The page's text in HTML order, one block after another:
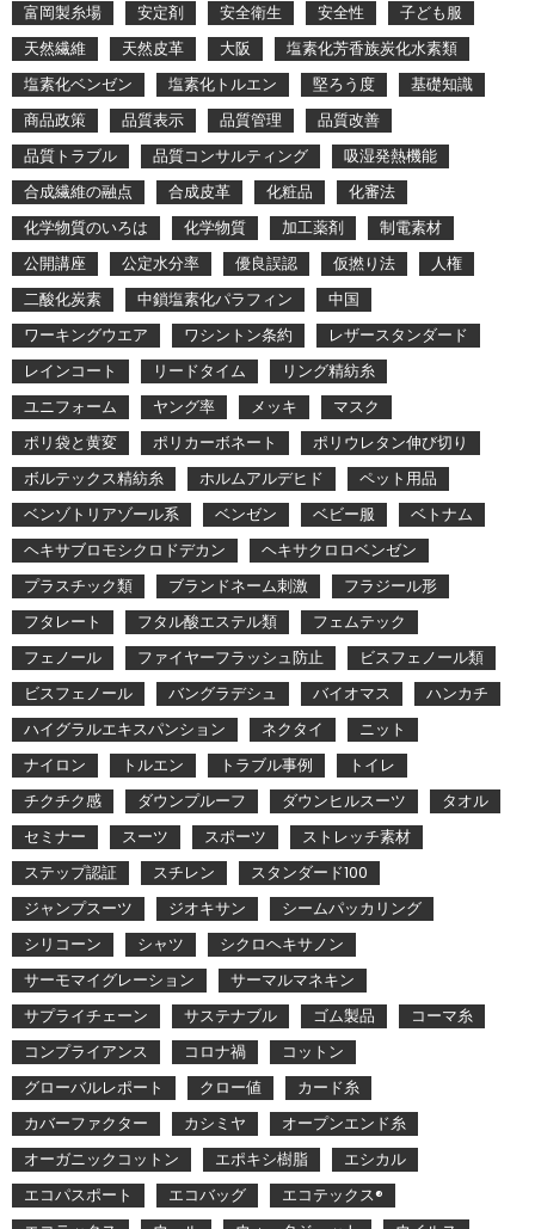
富岡製糸場
安定剤 安全衛生 安全性
子ども服
天然繊維
天然皮革 大阪
塩素化芳香族炭化水素類
塩素化ベンゼン
塩素化トルエン 堅ろう度
基礎知識
商品政策
品質表示 品質管理
品質改善
品質トラブル
品質コンサルティング
吸湿発熱機能
合成繊維の融点
合成皮革 化粧品
化審法
化学物質のいろは
化学物質 加工薬剤
制電素材
公開講座
公定水分率 優良誤認 仮撚り法
人権
二酸化炭素
中鎖塩素化パラフィン
中国
ワーキングウエア
ワシントン条約
レザースタンダード
レインコート
リードタイム
リング精紡糸
ユニフォーム
ヤング率 メッキ
マスク
ポリ袋と黄変
ポリカーボネート
ポリウレタン伸び切り
ボルテックス精紡糸
ホルムアルデヒド
ペット用品
ベンゾトリアゾール系
ベンゼン ベビー服
ベトナム
ヘキサブロモシクロドデカン
ヘキサクロロベンゼン
プラスチック類
ブランドネーム刺激
フラジール形
フタレート
フタル酸エステル類
フェムテック
フェノール
ファイヤーフラッシュ防止
ビスフェノール類
ビスフェノール
バングラデシュ バイオマス
ハンカチ
ハイグラルエキスパンション
ネクタイ
ニット
ナイロン
トルエン トラブル事例
トイレ
チクチク感
ダウンプルーフ ダウンヒルスーツ
タオル
セミナー
スーツ スポーツ
ストレッチ素材
ステップ認証
スチレン
スタンダード100
ジャンプスーツ
ジオキサン
シームパッカリング
シリコーン
シャツ
シクロヘキサノン
サーモマイグレーション
サーマルマネキン
サプライチェーン
サステナブル ゴム製品
コーマ糸
コンプライアンス
コロナ禍
コットン
グローバルレポート
クロー値
カード糸
カバーファクター
カシミヤ
オープンエンド糸
オーガニックコットン
エポキシ樹脂
エシカル
エコパスポート
エコバッグ
エコテックス®